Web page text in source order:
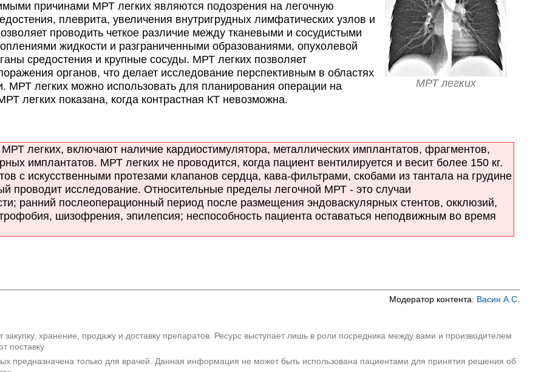
Запись
3000₽
Запись
3000₽
МРТ легких
причинами МРТ легких являются подозрения на легочную
плеврита, увеличения внутригрудных лимфатических узлов и
проводить четкое различие между тканевыми и сосудистыми
жидкости и разграниченными образованиями, опухолевой
средостения и крупные сосуды. МРТ легких позволяет
органов, что делает исследование перспективным в областях
МРТ легких можно использовать для планирования операции на
легких показана, когда контрастная КТ невозможна.
легких, включают наличие кардиостимулятора, металлических имплантатов, фрагментов,
имплантатов. МРТ легких не проводится, когда пациент вентилируется и весит более 150 кг.
с искусственными протезами клапанов сердца, кава-фильтрами, скобами из тантала на грудине
проводит исследование. Относительные пределы легочной МРТ - это случаи
ранний послеоперационный период после размещения эндоваскулярных стентов, окклюзий,
шизофрения, эпилепсия; неспособность пациента оставаться неподвижным во время
Модератор контента: Васин А.С.
хранение, продажу и доставку препаратов. Ресурс выступает лишь в роли посредника между вами и производителем
поставку.
предназначена только для врачей. Данная информация не может быть использована пациентами для принятия решения об